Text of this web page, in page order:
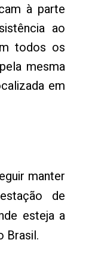
à parte
ao
todos os
mesma
em
manter
de
esteja a
Brasil.